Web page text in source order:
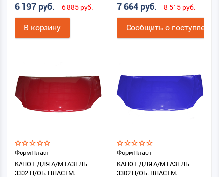
6 197 руб. 6 885 руб.
В корзину
7 664 руб. 8 515 руб.
Cообщить о поступлении
ФормПласт
КАПОТ ДЛЯ А/М ГАЗЕЛЬ
3302 Н/ОБ. ПЛАСТМ.
ФормПласт
КАПОТ ДЛЯ А/М ГАЗЕЛЬ
3302 Н/ОБ. ПЛАСТМ.